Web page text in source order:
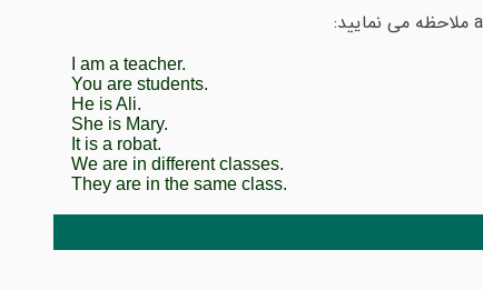
I am a teacher.
You are students.
He is Ali.
She is Mary.
It is a robat.
We are in different classes.
They are in the same class.